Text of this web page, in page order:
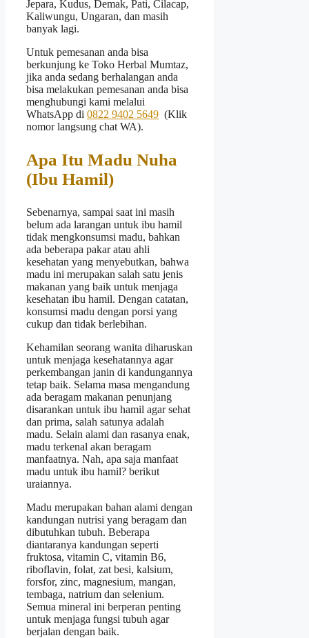
Jepara, Kudus, Demak, Pati, Cilacap,
Kaliwungu, Ungaran, dan masih
banyak lagi.
Untuk pemesanan anda bisa
berkunjung ke Toko Herbal Mumtaz,
jika anda sedang berhalangan anda
bisa melakukan pemesanan anda bisa
menghubungi kami melalui
WhatsApp di 0822 9402 5649 (Klik
nomor langsung chat WA).
Apa Itu Madu Nuha
(Ibu Hamil)
Sebenarnya, sampai saat ini masih
belum ada larangan untuk ibu hamil
tidak mengkonsumsi madu, bahkan
ada beberapa pakar atau ahli
kesehatan yang menyebutkan, bahwa
madu ini merupakan salah satu jenis
makanan yang baik untuk menjaga
kesehatan ibu hamil. Dengan catatan,
konsumsi madu dengan porsi yang
cukup dan tidak berlebihan.
Kehamilan seorang wanita diharuskan
untuk menjaga kesehatannya agar
perkembangan janin di kandungannya
tetap baik. Selama masa mengandung
ada beragam makanan penunjang
disarankan untuk ibu hamil agar sehat
dan prima, salah satunya adalah
madu. Selain alami dan rasanya enak,
madu terkenal akan beragam
manfaatnya. Nah, apa saja manfaat
madu untuk ibu hamil? berikut
uraiannya.
Madu merupakan bahan alami dengan
kandungan nutrisi yang beragam dan
dibutuhkan tubuh. Beberapa
diantaranya kandungan seperti
fruktosa, vitamin C, vitamin B6,
riboflavin, folat, zat besi, kalsium,
forsfor, zinc, magnesium, mangan,
tembaga, natrium dan selenium.
Semua mineral ini berperan penting
untuk menjaga fungsi tubuh agar
berjalan dengan baik.